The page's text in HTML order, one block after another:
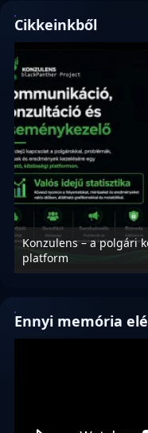
Cikkeinkből
Konzulens – a polgári
platform
Ennyi memória